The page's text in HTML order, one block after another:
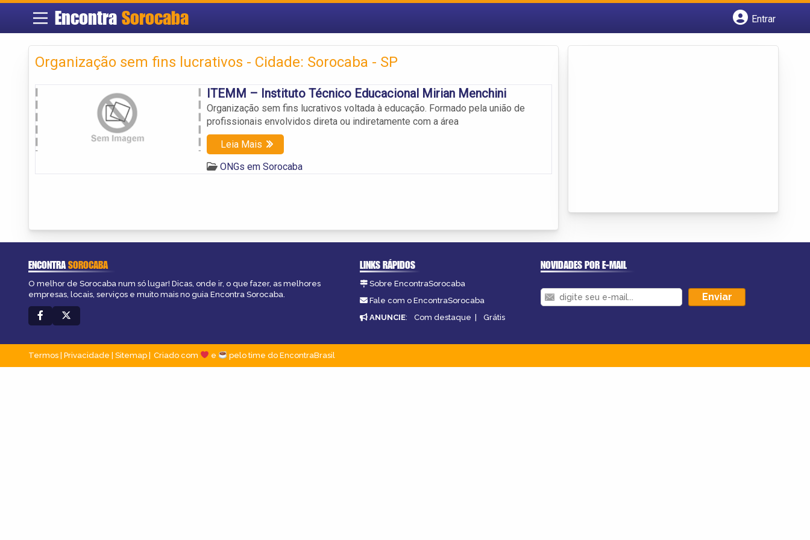
Encontra Sorocaba
Entrar
Organização sem fins lucrativos - Cidade: Sorocaba - SP
ITEMM – Instituto Técnico Educacional Mirian Menchini
Organização sem fins lucrativos voltada à educação. Formado pela união de
profissionais envolvidos direta ou indiretamente com a área
Leia Mais
ONGs em Sorocaba
ENCONTRASOROCABA
O melhor de Sorocaba num só lugar! Dicas, onde ir, o que fazer, as melhores
empresas, locais, serviços e muito mais no guia Encontra Sorocaba.
LINKS RÁPIDOS
Sobre EncontraSorocaba
Fale com o EncontraSorocaba
ANUNCIE: Com destaque | Grátis
NOVIDADES POR E-MAIL
Termos | Privacidade | Sitemap Criado com e pelo time do EncontraBrasil